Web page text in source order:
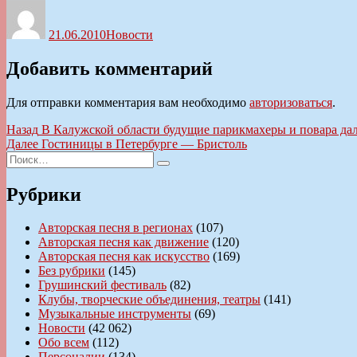
21.06.2010Новости
Добавить комментарий
Для отправки комментария вам необходимо авторизоваться.
Навигация
по
записям
Назад Предыдущая
запись:
В Калужской области будущие парикмахеры и повара
Далее Следующая
Гостиницы в Петербурге — Бристоль
Искать:
Поиск
Рубрики
Авторская песня в регионах (107)
Авторская песня как движение (120)
Авторская песня как искусство (169)
Без рубрики (145)
Грушинский фестиваль (82)
Клубы, творческие объединения, театры (141)
Музыкальные инструменты (69)
Новости (42 062)
Обо всем (112)